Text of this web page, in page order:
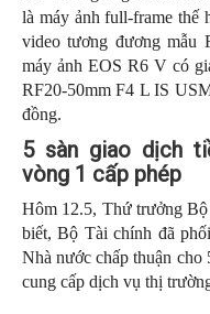
là máy ảnh full-frame thế
video tương đương mẫu
máy ảnh EOS R6 V có
RF20-50mm F4 L IS
đồng.
5 sàn giao dịch
vòng 1 cấp phép
Hôm 12.5, Thứ trưởng
biết, Bộ Tài chính đã
Nhà nước chấp thuận
cung cấp dịch vụ thị